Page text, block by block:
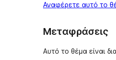
Αναφέρετε αυτό το
Μεταφράσεις
Αυτό το θέμα είναι